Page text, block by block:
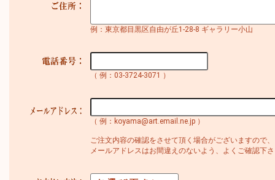
例：東京都目黒区自由が丘1-28-8 ギャラリー小山
（ 例：03-3724-3071 ）
（ 例：koyama@art.email.ne.jp ）
ご注文内容の確認をさせて頂く場合がございますので、
メールアドレスはお間違えのないよう、よくご確認下